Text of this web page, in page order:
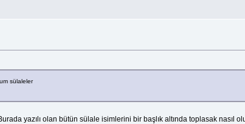
sülaleler
yazılı olan bütün sülale isimlerini bir başlık altında toplasak nasıl